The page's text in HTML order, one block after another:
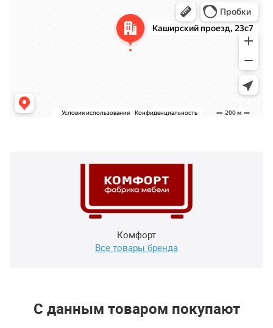
Комфорт
Все товары бренда
С данным товаром покупают